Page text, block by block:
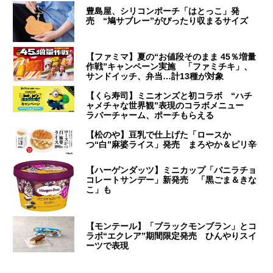
豊島屋、シリコンポーチ「はとっこ」発
売 “鳩サブレー”がぴったり収まるサイズ
【ファミマ】夏の“お値段そのまま 45％増量
作戦”キャンペーン実施 「ファミチキ」、
サンドイッチ、弁当…計13種が対象
【くら寿司】ミニオンズと初コラボ “ハチ
ャメチャな世界観”表現のコラボメニュー
ラバーチャーム、ポーチもらえる
【松のや】豆乳で仕上げた「ロースか
つ“白”麻婆ライス」発売 まろやか＆ピリ辛
【ハーゲンダッツ】ミニカップ「バニラチョ
コレートサンデー」新発売 「黒ごま＆きな
こ」も
【モンテール】「ブラックモンブラン」とコ
ラボ“エクレア”期間限定発売 ひんやりスイ
ーツで表現